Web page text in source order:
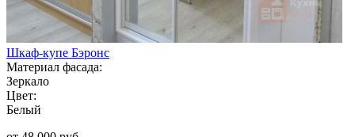
Шкаф-купе Бэронс
Материал фасада:
Зеркало
Цвет:
Белый